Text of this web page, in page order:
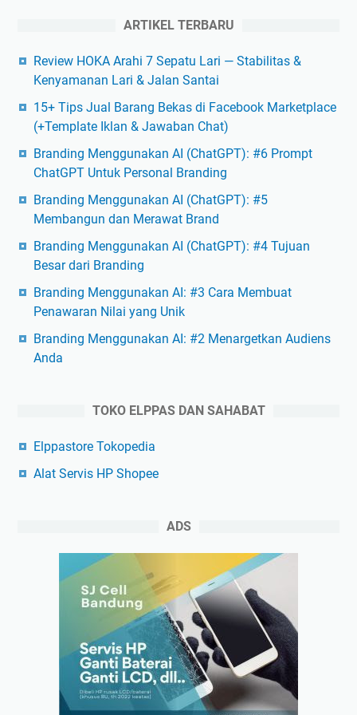
ARTIKEL TERBARU
Review HOKA Arahi 7 Sepatu Lari — Stabilitas &
Kenyamanan Lari & Jalan Santai
15+ Tips Jual Barang Bekas di Facebook Marketplace
(+Template Iklan & Jawaban Chat)
Branding Menggunakan AI (ChatGPT): #6 Prompt
ChatGPT Untuk Personal Branding
Branding Menggunakan AI (ChatGPT): #5
Membangun dan Merawat Brand
Branding Menggunakan AI (ChatGPT): #4 Tujuan
Besar dari Branding
Branding Menggunakan AI: #3 Cara Membuat
Penawaran Nilai yang Unik
Branding Menggunakan AI: #2 Menargetkan Audiens
Anda
TOKO ELPPAS DAN SAHABAT
Elppastore Tokopedia
Alat Servis HP Shopee
ADS